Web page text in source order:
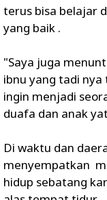
terus bisa belajar
yang baik .
"Saya juga
ibnu yang tadi
ingin menjadi
duafa dan anak
Di waktu dan
menyempatkan
hidup sebatang